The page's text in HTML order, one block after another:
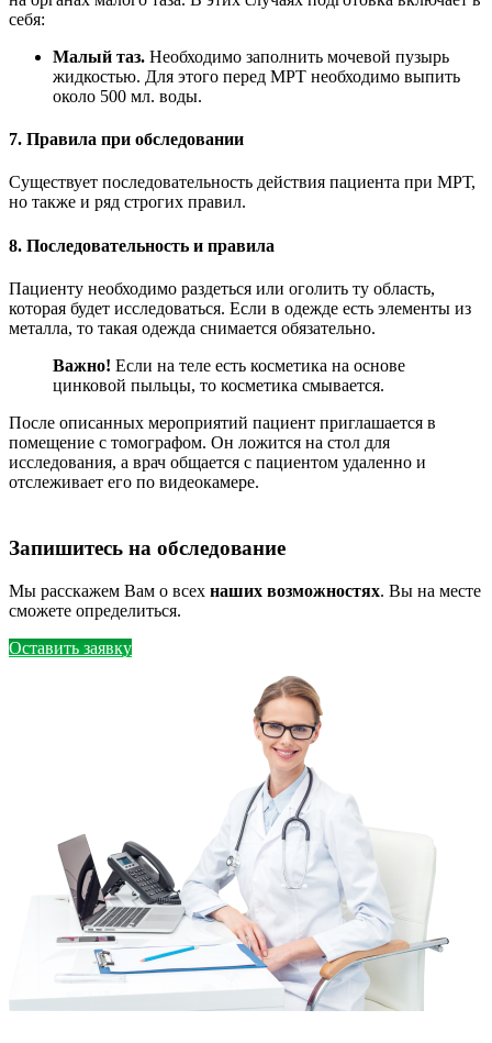
себя:
Малый таз. Необходимо заполнить мочевой пузырь
жидкостью. Для этого перед МРТ необходимо выпить
около 500 мл. воды.
7. Правила при обследовании
Существует последовательность действия пациента при МРТ,
но также и ряд строгих правил.
8. Последовательность и правила
Пациенту необходимо раздеться или оголить ту область,
которая будет исследоваться. Если в одежде есть элементы из
металла, то такая одежда снимается обязательно.
Важно! Если на теле есть косметика на основе
цинковой пыльцы, то косметика смывается.
После описанных мероприятий пациент приглашается в
помещение с томографом. Он ложится на стол для
исследования, а врач общается с пациентом удаленно и
отслеживает его по видеокамере.
Запишитесь на обследование
Мы расскажем Вам о всех наших возможностях. Вы на месте
сможете определиться.
Оставить заявку